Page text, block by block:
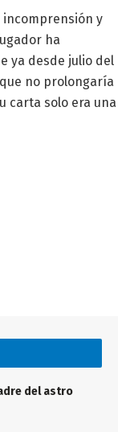
incomprensión y
ha
ya desde julio del
no prolongaría
carta solo era una
del astro